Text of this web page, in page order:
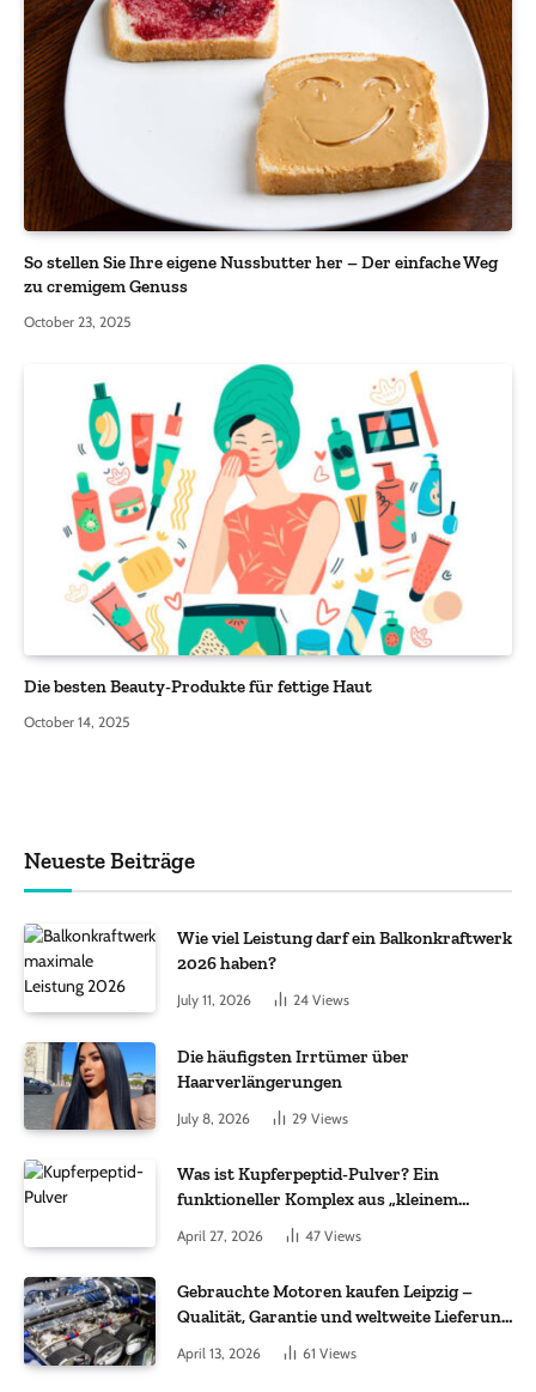
So stellen Sie Ihre eigene Nussbutter her – Der einfache Weg
zu cremigem Genuss
October 23, 2025
Die besten Beauty-Produkte für fettige Haut
October 14, 2025
Neueste Beiträge
Wie viel Leistung darf ein Balkonkraftwerk
2026 haben?
July 11, 2026 24 Views
Die häufigsten Irrtümer über
Haarverlängerungen
July 8, 2026 29 Views
Was ist Kupferpeptid-Pulver? Ein
funktioneller Komplex aus „kleinem
Molekül + Metall“
April 27, 2026 47 Views
Gebrauchte Motoren kaufen Leipzig –
Qualität, Garantie und weltweite Lieferung
April 13, 2026 61 Views